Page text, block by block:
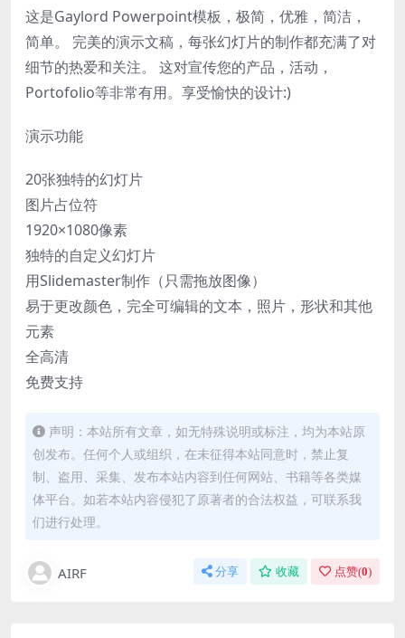
这是Gaylord Powerpoint模板，极简，优雅，简洁，
简单。 完美的演示文稿，每张幻灯片的制作都充满了对
细节的热爱和关注。 这对宣传您的产品，活动，
Portofolio等非常有用。享受愉快的设计:)
演示功能
20张独特的幻灯片
图片占位符
1920×1080像素
独特的自定义幻灯片
用Slidemaster制作（只需拖放图像）
易于更改颜色，完全可编辑的文本，照片，形状和其他
元素
全高清
免费支持
声明：本站所有文章，如无特殊说明或标注，均为本站原
创发布。任何个人或组织，在未征得本站同意时，禁止复
制、盗用、采集、发布本站内容到任何网站、书籍等各类媒
体平台。如若本站内容侵犯了原著者的合法权益，可联系我
们进行处理。
AIRF 分享 收藏 点赞(0)